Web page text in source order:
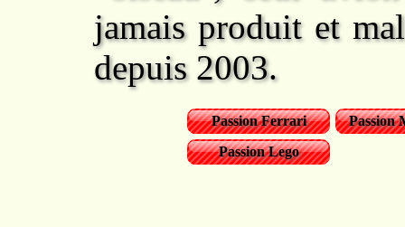
jamais produit et
depuis 2003.
Passion Ferrari
Passion
Passion Lego